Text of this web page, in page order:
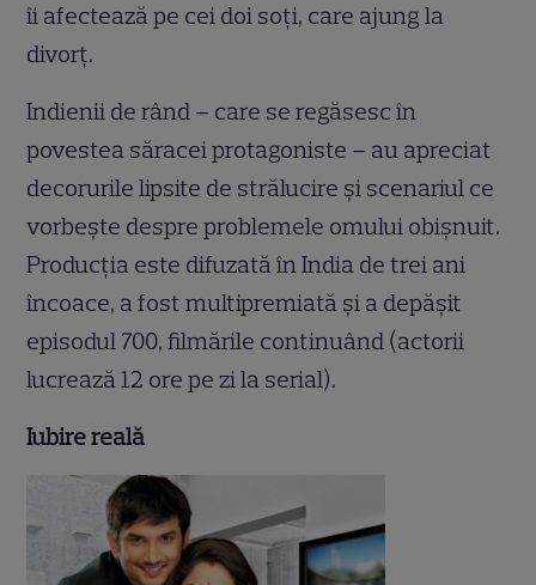
îi afectează pe cei doi soţi, care ajung la
divorţ.
Indienii de rând – care se regăsesc în
povestea săracei protagoniste – au apreciat
decorurile lipsite de strălucire şi scenariul ce
vorbeşte despre problemele omului obişnuit.
Producţia este difuzată în India de trei ani
încoace, a fost multipremiată şi a depăşit
episodul 700, filmările continuând (actorii
lucrează 12 ore pe zi la serial).
Iubire reală